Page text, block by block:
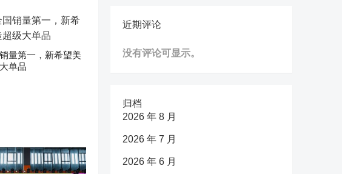
量第一，新希望美
单品
近期评论
没有评论可显示。
归档
2026 年 8 月
2026 年 7 月
2026 年 6 月